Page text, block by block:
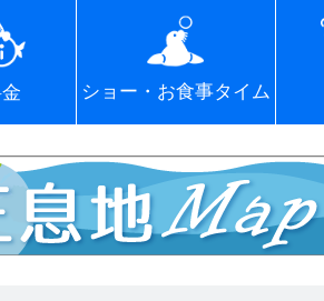
ショー・お食事タイム